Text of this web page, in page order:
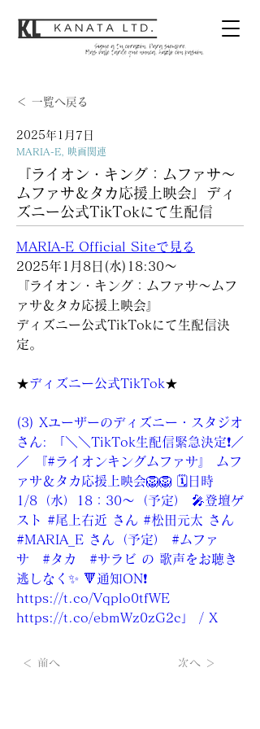
＜ 一覧へ戻る
2025年1月7日
MARIA-E, 映画関連
『ライオン・キング：ムファサ～
ムファサ＆タカ応援上映会』ディ
ズニー公式TikTokにて生配信
MARIA-E Official Siteで見る
2025年1月8日(水)18:30～
『ライオン・キング：ムファサ～ムフ
ァサ＆タカ応援上映会』
ディズニー公式TikTokにて生配信決
定。
★ディズニー公式TikTok★
(3) Xユーザーのディズニー・スタジオ
さん: 「＼＼TikTok生配信緊急決定❗️／
／ 『#ライオンキングムファサ』 ムフ
ァサ＆タカ応援上映会🦁🦁 🗓️日時
1/8（水）18：30〜（予定） 🎤登壇ゲ
スト #尾上右近 さん #松田元太 さん
#MARIA_E さん（予定） #ムファ
サ　#タカ　#サラビ の 歌声をお聴き
逃しなく✨ 🔻通知ON❗️
https://t.co/Vqplo0tfWE
https://t.co/ebmWz0zG2c」
/ X
＜ 前へ 次へ ＞